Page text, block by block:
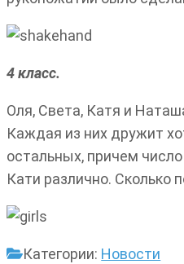
4 класс.
Оля, Света, Катя и
Каждая из них дружит
остальных, причем
Кати различно. Сколько
Категории: Новости